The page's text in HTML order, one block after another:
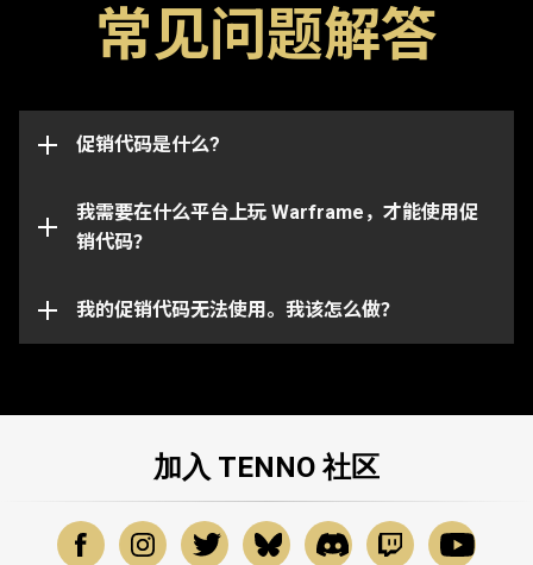
常见问题解答
促销代码是什么?
促销代码是用于解锁游戏内物品，比如浮印、加成道具
限，一旦过期将无法使用。促销代码也可能与特定的账
号绑定，并且仅适用于最初收到代码的账号。
我需要在什么平台上玩 Warframe，才能使用促
销代码？
Warframe 账号所关联的任何平台。
请注意， 特定的代码只能在相对应的平台上使用。请
确保你登录到与所选平台绑定的 Warframe 账号。
我的促销代码无法使用。我该怎么做？
的进一步协助，请向我们的客服团队提交请求。
加入 TENNO 社区